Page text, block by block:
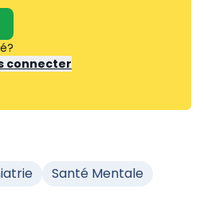
connecter
Santé Mentale